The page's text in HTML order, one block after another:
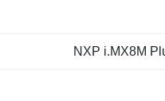
NXP i.MX8M